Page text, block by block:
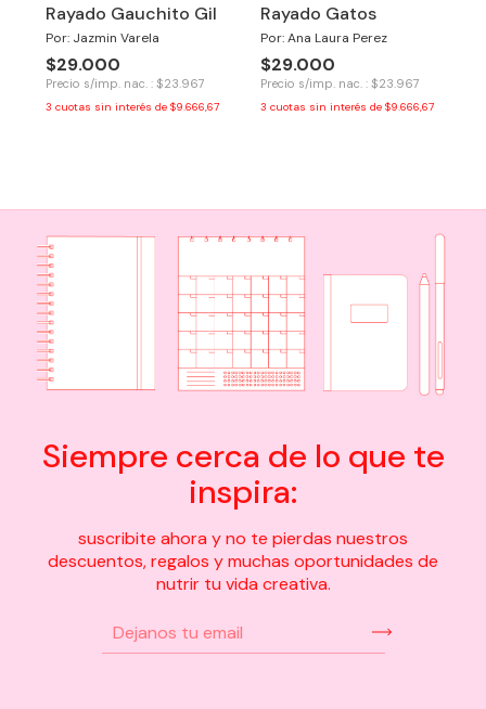
Rayado Gauchito Gil
Por: Jazmin Varela
$29.000
Precio s/imp. nac. : $23.967
3 cuotas sin interés de $9.666,67
Rayado Gatos
Por: Ana Laura Perez
$29.000
Precio s/imp. nac. : $23.967
3 cuotas sin interés de $9.666,67
Siempre cerca de lo que te
inspira:
suscribite ahora y no te pierdas nuestros
descuentos, regalos y muchas oportunidades de
nutrir tu vida creativa.